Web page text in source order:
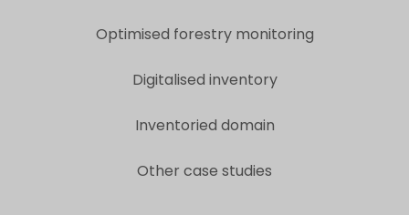
Optimised forestry monitoring
Digitalised inventory
Inventoried domain
Other case studies